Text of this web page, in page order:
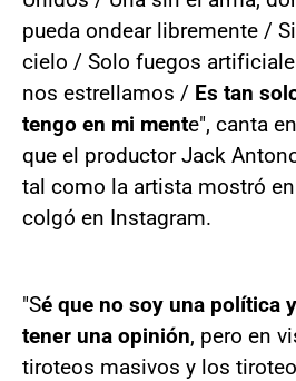
pueda ondear libremente /
cielo / Solo fuegos
nos estrellamos / Es tan
tengo en mi mente", canta
que el productor Jack
tal como la artista mostró
colgó en Instagram.
"Sé que no soy una política
tener una opinión, pero en
tiroteos masivos y los